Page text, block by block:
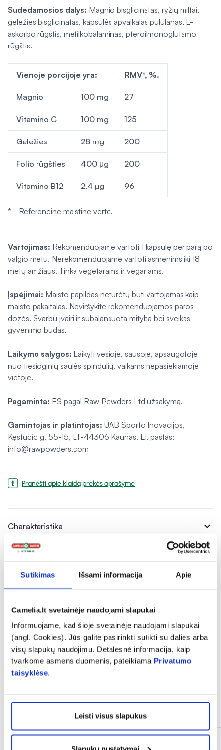
Sutikimas Išsami informacija Apie
Camelia.lt svetainėje naudojami slapukai
Informuojame, kad šioje svetainėje naudojami slapukai
(angl. Cookies). Jūs galite pasirinkti sutikti su dalies arba
visų slapukų naudojimu. Detalesnė informacija, kaip
tvarkome asmens duomenis, pateikiama Privatumo
taisyklėse.
Leisti visus slapukus
Slapukų nustatymai
Sudedamosios dalys: Magnio bisglicinatas, ryžių miltai,
geležies bisglicinatas, kapsulės apvalkalas pululanas, L-
askorbo rūgštis, metilkobalaminas, pteroilmonoglutamo
rūgštis.
Vienoje porcijoje yra: RMV*, %.
Magnio 100 mg 27
Vitamino C 100 mg 125
Geležies 28 mg 200
Folio rūgšties 400 μg 200
Vitamino B12 2,4 μg 96
* - Referencinė maistinė vertė.
Vartojimas: Rekomenduojame vartoti 1 kapsulę per parą po
valgio metu. Nerekomenduojame vartoti asmenims iki 18
metų amžiaus. Tinka vegetarams ir veganams.
Įspėjimai: Maisto papildas neturėtų būti vartojamas kaip
maisto pakaitalas. Neviršykite rekomenduojamos paros
dozės. Svarbu įvairi ir subalansuota mityba bei sveikas
gyvenimo būdas.
Laikymo sąlygos: Laikyti vėsioje, sausoje, apsaugotoje
nuo tiesioginių saulės spindulių, vaikams nepasiekiamoje
vietoje.
Pagaminta: ES pagal Raw Powders Ltd užsakymą.
Gamintojas ir platintojas: UAB Sporto Inovacijos,
Kęstučio g. 55-15, LT-44306 Kaunas. El. paštas:
info@rawpowders.com
Pranešti apie klaidą prekės aprašyme
Charakteristika expand_more
Atsiliepimai expand_more
Panašios prekės